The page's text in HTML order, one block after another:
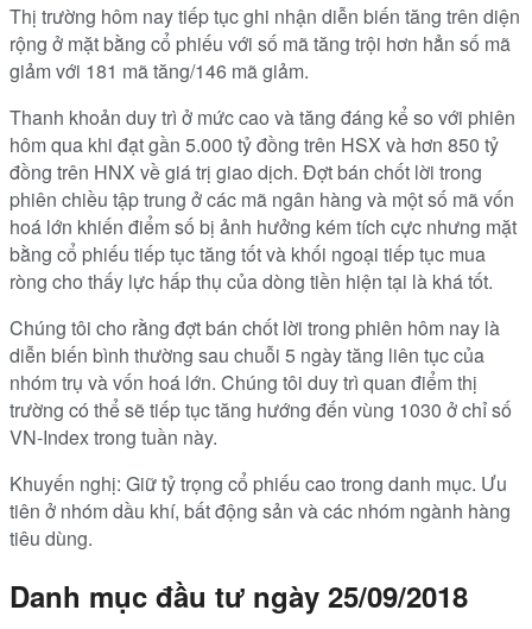
Thị trường hôm nay tiếp tục ghi nhận diễn biến tăng trên diện
rộng ở mặt bằng cổ phiếu với số mã tăng trội hơn hẳn số mã
giảm với 181 mã tăng/146 mã giảm.
Thanh khoản duy trì ở mức cao và tăng đáng kể so với phiên
hôm qua khi đạt gần 5.000 tỷ đồng trên HSX và hơn 850 tỷ
đồng trên HNX về giá trị giao dịch. Đợt bán chốt lời trong
phiên chiều tập trung ở các mã ngân hàng và một số mã vốn
hoá lớn khiến điểm số bị ảnh hưởng kém tích cực nhưng mặt
bằng cổ phiếu tiếp tục tăng tốt và khối ngoại tiếp tục mua
ròng cho thấy lực hấp thụ của dòng tiền hiện tại là khá tốt.
Chúng tôi cho rằng đợt bán chốt lời trong phiên hôm nay là
diễn biến bình thường sau chuỗi 5 ngày tăng liên tục của
nhóm trụ và vốn hoá lớn. Chúng tôi duy trì quan điểm thị
trường có thể sẽ tiếp tục tăng hướng đến vùng 1030 ở chỉ số
VN-Index trong tuần này.
Khuyến nghị: Giữ tỷ trọng cổ phiếu cao trong danh mục. Ưu
tiên ở nhóm dầu khí, bất động sản và các nhóm ngành hàng
tiêu dùng.
Danh mục đầu tư ngày 25/09/2018